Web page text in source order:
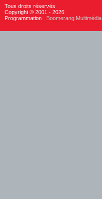
Tous droits réservés
Copyright © 2001 - 2026
Programmation : Boomerang Multimédia